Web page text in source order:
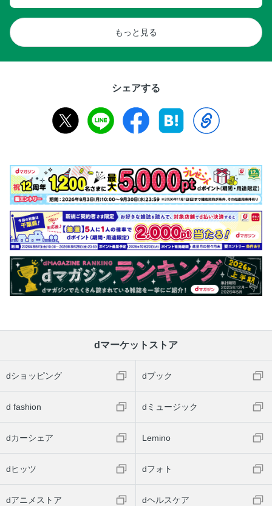
もっと見る
シェアする
dマーケットストア
dショッピング dブック
d fashion dミュージック
dカーシェア Lemino
dヒッツ dフォト
dアニメストア dヘルスケア